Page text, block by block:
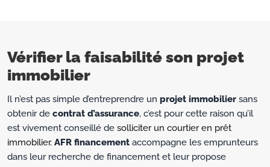
Vérifier la faisabilité son projet
immobilier
Il n’est pas simple d’entreprendre un projet immobilier sans
obtenir de contrat d’assurance, c’est pour cette raison qu’il
est vivement conseillé de solliciter un courtier en prêt
immobilier. AFR financement accompagne les emprunteurs
dans leur recherche de financement et leur propose